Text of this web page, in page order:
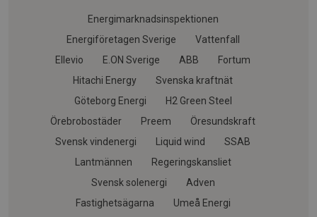
Energimarknadsinspektionen
Energiföretagen Sverige
Vattenfall
Ellevio
E.ON Sverige ABB
Fortum
Hitachi Energy
Svenska kraftnät
Göteborg Energi
H2 Green Steel
Örebrobostäder
Preem
Öresundskraft
Svensk vindenergi
Liquid wind
SSAB
Lantmännen
Regeringskansliet
Svensk solenergi
Adven
Fastighetsägarna
Umeå Energi